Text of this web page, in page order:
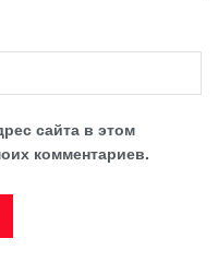
сайта в этом
комментариев.